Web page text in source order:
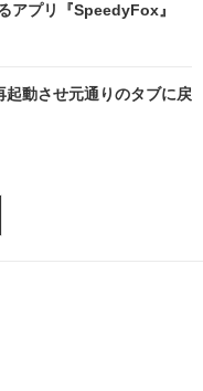
アプリ『SpeedyFox』
動させ元通りのタブに戻